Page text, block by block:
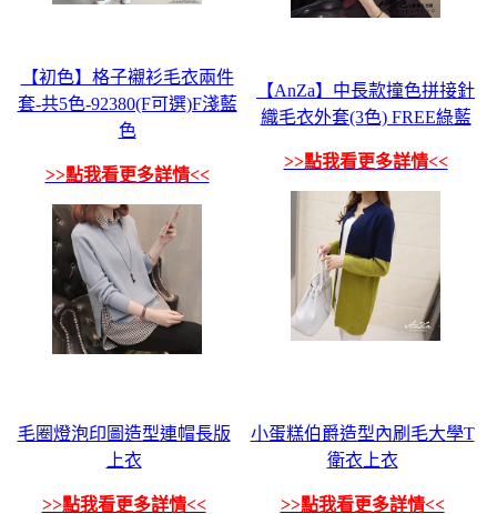
【初色】格子襯衫毛衣兩件
套-共5色-92380(F可選)F淺藍
色
>>點我看更多詳情<<
【AnZa】中長款撞色拼接針
織毛衣外套(3色) FREE綠藍
>>點我看更多詳情<<
毛圈燈泡印圖造型連帽長版
上衣
>>點我看更多詳情<<
小蛋糕伯爵造型內刷毛大學T
衛衣上衣
>>點我看更多詳情<<